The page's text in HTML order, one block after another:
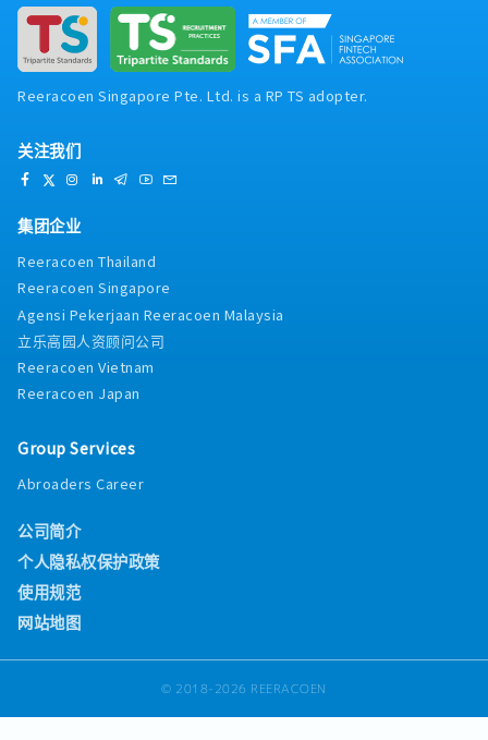
Reeracoen Singapore Pte. Ltd. is a RP TS adopter.
关注我们
集团企业
Reeracoen Thailand
Reeracoen Singapore
Agensi Pekerjaan Reeracoen Malaysia
立乐高园人资顾问公司
Reeracoen Vietnam
Reeracoen Japan
Group Services
Abroaders Career
公司简介
个人隐私权保护政策
使用规范
网站地图
© 2018-2026 REERACOEN